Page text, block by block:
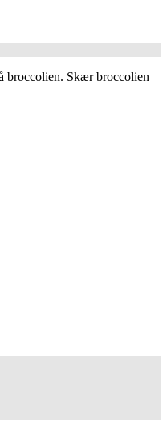
broccolien. Skær broccolien